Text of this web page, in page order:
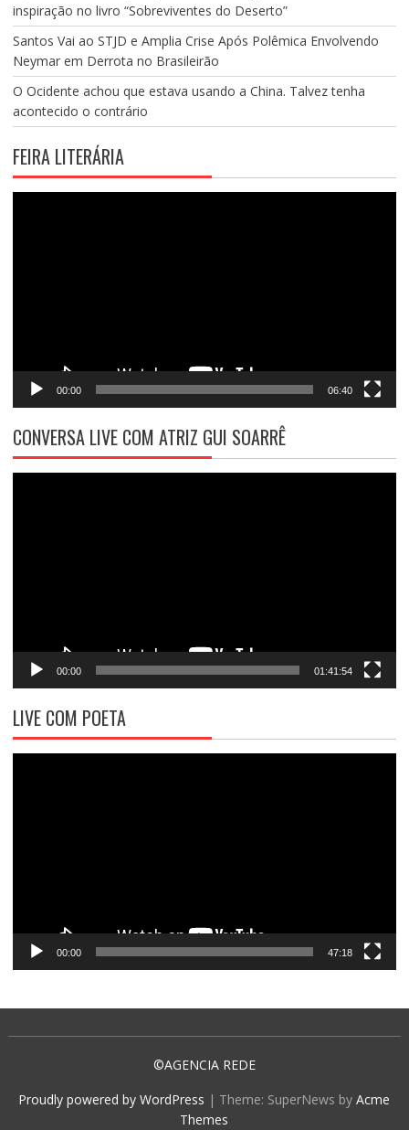
inspiração no livro “Sobreviventes do Deserto”
Santos Vai ao STJD e Amplia Crise Após Polêmica Envolvendo
Neymar em Derrota no Brasileirão
O Ocidente achou que estava usando a China. Talvez tenha
acontecido o contrário
FEIRA LITERÁRIA
00:00 06:40
CONVERSA LIVE COM ATRIZ GUI SOARRÊ
00:00 01:41:54
LIVE COM POETA
00:00 47:18
©AGENCIA REDE
Proudly powered by WordPress | Theme: SuperNews byAcme
Themes